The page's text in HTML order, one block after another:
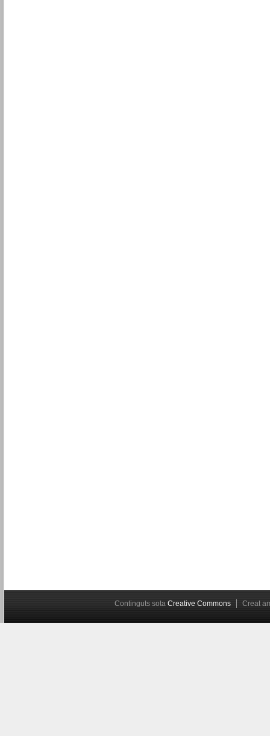
Continguts sota Creative Commons Creat